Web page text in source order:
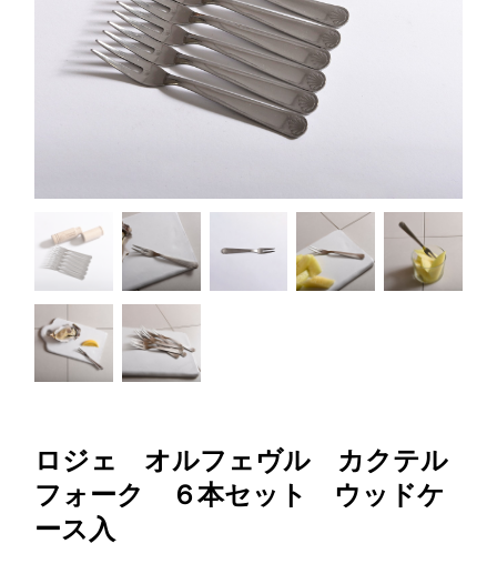
ロジェ オルフェヴル カクテル
フォーク ６本セット ウッドケ
ース入